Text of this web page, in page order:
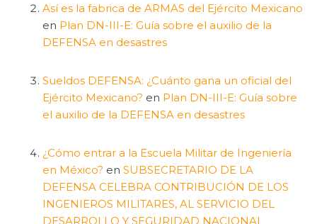
Así es la fabrica de ARMAS del Ejército Mexicano
en Plan DN-III-E: Guía sobre el auxilio de la
DEFENSA en desastres
Sueldos DEFENSA: ¿Cuánto gana un oficial del
Ejército Mexicano? en Plan DN-III-E: Guía sobre
el auxilio de la DEFENSA en desastres
¿Cómo entrar a la Escuela Militar de Ingeniería
en México? en SUBSECRETARIO DE LA
DEFENSA CELEBRA CONTRIBUCIÓN DE LOS
INGENIEROS MILITARES, AL SERVICIO DEL
DESARROLLO Y SEGURIDAD NACIONAL